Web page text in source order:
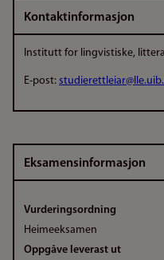
Kontaktinformasjon
Institutt for lingvistiske,
E-post:
Eksamensinformasjon
Vurderingsordning
Heimeeksamen
Oppgåve leverast ut